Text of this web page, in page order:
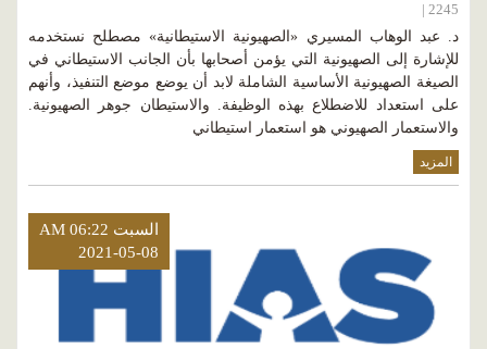
2245 |
د. عبد الوهاب المسيري «الصهيونية الاستيطانية» مصطلح نستخدمه
للإشارة إلى الصهيونية التي يؤمن أصحابها بأن الجانب الاستيطاني في
الصيغة الصهيونية الأساسية الشاملة لابد أن يوضع موضع التنفيذ، وأنهم
على استعداد للاضطلاع بهذه الوظيفة. والاستيطان جوهر الصهيونية.
والاستعمار الصهيوني هو استعمار استيطاني
المزيد
السبت AM 06:22
2021-05-08